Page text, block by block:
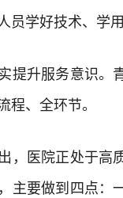
员学好技术、学
升服务意识。青
程、全环节。
医院正处于高质
主要做到四点：